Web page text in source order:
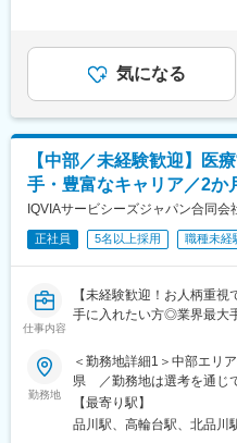
・全員未経験入社！同期と
・配属後もマネージャー
■手厚い福利厚生
・外勤手当（1日1,500円）
・社宅制度（家賃60％会社
・転勤時の引越し費用負担
・単身赴任手当／帰省補助
研修終了後は各製薬メーカ
ます。
がんや希少疾患の医薬品
ネジメント・人材育成など
内でキャリアチェンジして
※プロジェクトマネージャ
活動についてフォローを受
し、素早くフォローができ
■キャリアパス：コントラ
ルアップを図りプロジェク
務、あるいは本社スタッフ
どのキャリアパスもござい
■特徴：
(1)充実した教育体制：
・製品研修（約2週間～2
・継続教育：APS
ムがございます。まず、G
て「医療経営士」の取得
(2)プロジェクトマネジメン
スーパーバイザーが日々の
や面談のほか、必要に応じ
として結果を出せるように
す。※その他の手当は「待
給：年1回★頑張りに応じ
年収をUPできます。（年2
の金額であり、選考を通じ
額)は固定手当を含めた表記
気になる
【中部／未経験歓迎】医
手・豊富なキャリア／2か
IQVIAサービシーズジャパン合同会
正社員 5名以上採用 職種未経
仕事内容
【未経験歓迎！お人柄重
手に入れたい方◎業界最大
パス豊富】
＼そもそも「MR」とは？／
「医薬情報提供者」と呼ば
職です。IQVIAのお客様で
勤務地
＜勤務地詳細1＞中部エリ
県 ／勤務地は選考を通じ
禁煙＜勤務地詳細2＞本社
ビル勤務地最寄駅：JR各線
【最寄り駅】
品川駅、高輪台駅、北品川